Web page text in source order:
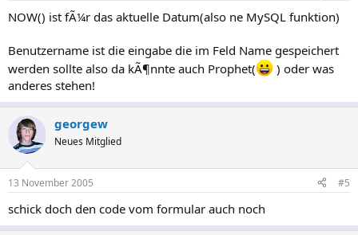
NOW() ist fÃ¼r das aktuelle Datum(also ne MySQL funktion)
Benutzername ist die eingabe die im Feld Name gespeichert
werden sollte also da kÃ¶nnte auch Prophet(
) oder was
anderes stehen!
georgew
Neues Mitglied
13 November 2005 #5
schick doch den code vom formular auch noch